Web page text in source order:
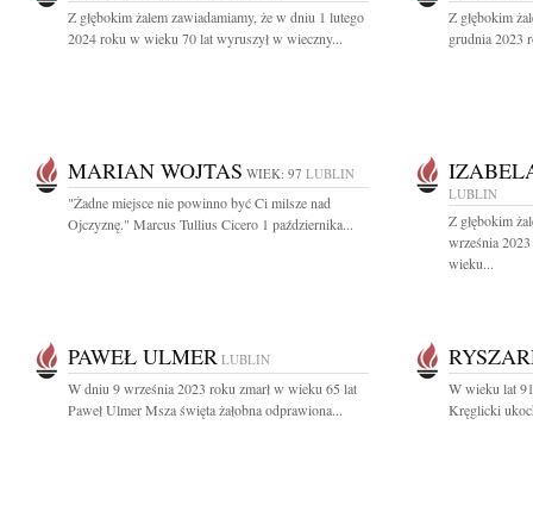
Z głębokim żalem zawiadamiamy, że w dniu 1 lutego
2024 roku w wieku 70 lat wyruszył w wieczny...
Z głębokim
grudnia 2023
MARIAN WOJTAS WIEK: 97 LUBLIN
"Żadne miejsce nie powinno być Ci milsze nad
Ojczyznę." Marcus Tullius Cicero 1 października...
LUBLIN
Z głębokim
września
wieku...
PAWEŁ ULMER LUBLIN
W dniu 9 września 2023 roku zmarł w wieku 65 lat
Paweł Ulmer Msza święta żałobna odprawiona...
W wieku lat
Kręglicki